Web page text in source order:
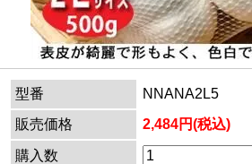
型番
NNANA2L5
販売価格
2,484円(税込)
購入数